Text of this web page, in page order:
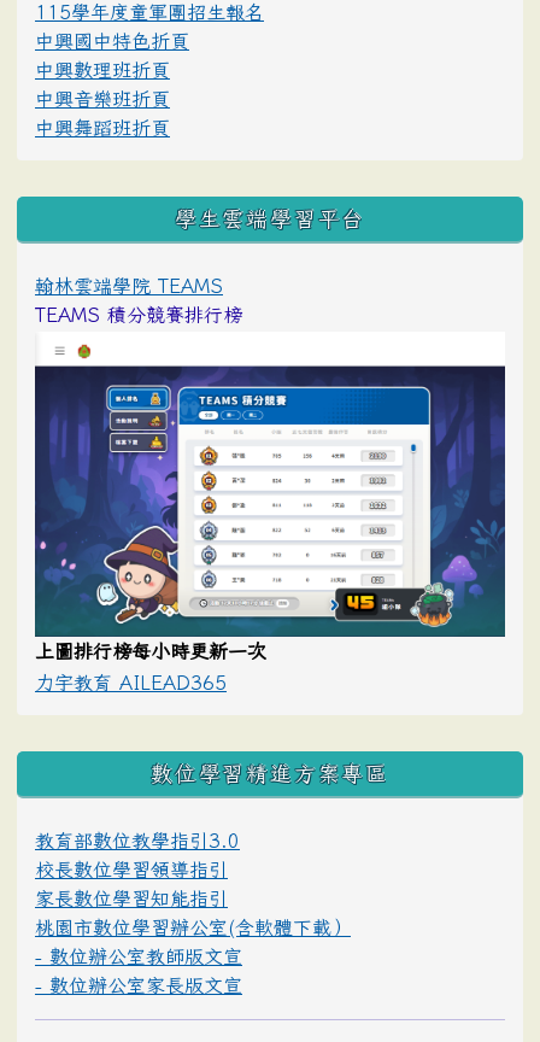
115學年度童軍團招生報名
中興國中特色折頁
中興數理班折頁
中興音樂班折頁
中興舞蹈班折頁
學生雲端學習平台
翰林雲端學院 TEAMS
TEAMS 積分競賽排行榜
上圖排行榜每小時更新一次
力宇教育 AILEAD365
數位學習精進方案專區
教育部數位教學指引3.0
校長數位學習領導指引
家長數位學習知能指引
桃園市數位學習辦公室(含軟體下載）
- 數位辦公室教師版文宣
- 數位辦公室家長版文宣